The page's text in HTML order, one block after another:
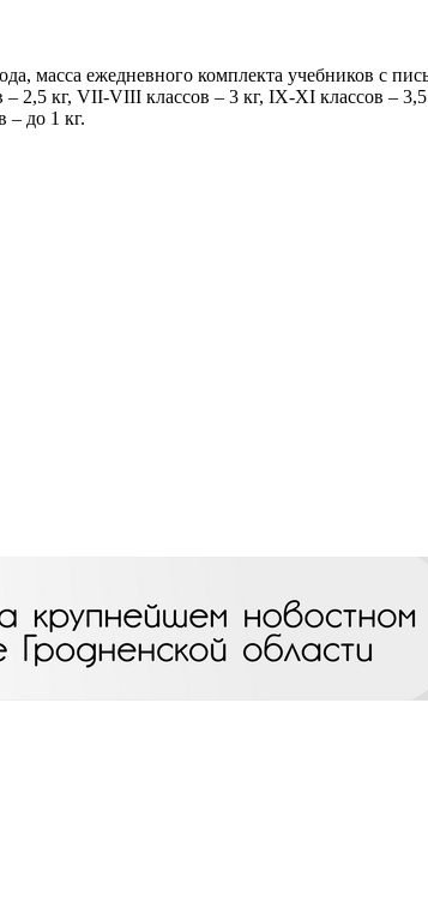
масса ежедневного комплекта учебников с
кг, VII-VIII классов – 3 кг, IX-XI классов –
– до 1 кг.